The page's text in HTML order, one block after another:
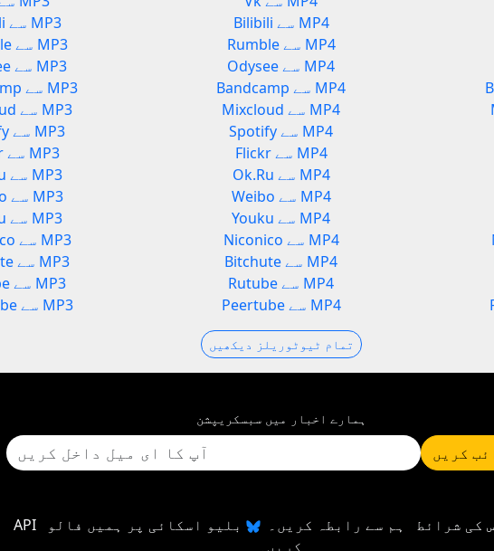
Bilibili سے MP3
Rumble سے MP3
Odysee سے MP3
Bandcamp سے MP3
Mixcloud سے MP3
Spotify سے MP3
Flickr سے MP3
Ok.Ru سے MP3
Weibo سے MP3
Youku سے MP3
Niconico سے MP3
Bitchute سے MP3
Rutube سے MP3
Peertube سے MP3
Bilibili سے MP4
Rumble سے MP4
Odysee سے MP4
Bandcamp سے MP4
Mixcloud سے MP4
Spotify سے MP4
Flickr سے MP4
Ok.Ru سے MP4
Weibo سے MP4
Youku سے MP4
Niconico سے MP4
Bitchute سے MP4
Rutube سے MP4
Peertube سے MP4
تمام ٹیوٹوریلز دیکھیں
ہمارے اخبار میں سبسکریپشن
کریں
API کی شرائط ہم سے رابطہ کریں۔
بلیو اسکائی پر ہمیں فالو
کریں۔